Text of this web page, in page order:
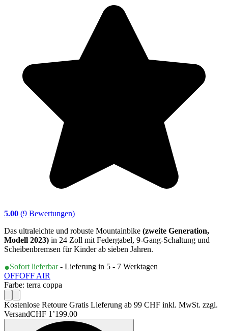
5.00 (9 Bewertungen)
Das ultraleichte und robuste Mountainbike (zweite Generation,
Modell 2023) in 24 Zoll mit Federgabel, 9-Gang-Schaltung und
Scheibenbremsen für Kinder ab sieben Jahren.
Sofort lieferbar- Lieferung in 5 - 7 Werktagen
OFFOFF AIR
Farbe: terra coppa
Kostenlose Retoure Gratis Lieferung ab 99 CHF inkl. MwSt. zzgl.
VersandCHF 1’199.00